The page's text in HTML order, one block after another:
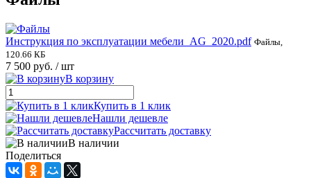
Инструкция по эксплуатации мебели_AG_2020.pdf Файлы,
120.66 КБ
7 500 руб. / шт
В корзину
Купить в 1 клик
Нашли дешевле
Рассчитать доставку
В наличии
Поделиться